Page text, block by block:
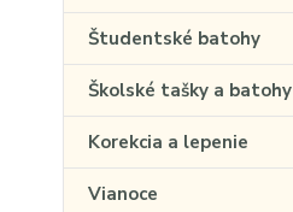
Študentské batohy
Školské tašky a batohy
Korekcia a lepenie
Vianoce